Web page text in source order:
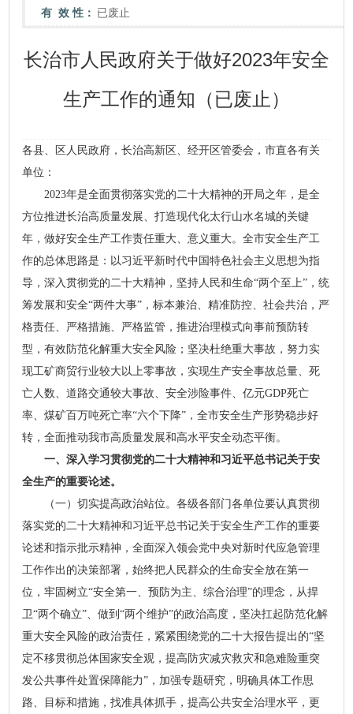
有 效 性： 已废止
长治市人民政府关于做好2023年安全
生产工作的通知（已废止）
各县、区人民政府，长治高新区、经开区管委会，市直各有关
单位：
2023年是全面贯彻落实党的二十大精神的开局之年，是全
方位推进长治高质量发展、打造现代化太行山水名城的关键
年，做好安全生产工作责任重大、意义重大。全市安全生产工
作的总体思路是：以习近平新时代中国特色社会主义思想为指
导，深入贯彻党的二十大精神，坚持人民和生命“两个至上”，统
筹发展和安全“两件大事”，标本兼治、精准防控、社会共治，严
格责任、严格措施、严格监管，推进治理模式向事前预防转
型，有效防范化解重大安全风险；坚决杜绝重大事故，努力实
现工矿商贸行业较大以上零事故，实现生产安全事故总量、死
亡人数、道路交通较大事故、安全涉险事件、亿元GDP死亡
率、煤矿百万吨死亡率“六个下降”，全市安全生产形势稳步好
转，全面推动我市高质量发展和高水平安全动态平衡。
一、深入学习贯彻党的二十大精神和习近平总书记关于安
全生产的重要论述。
（一）切实提高政治站位。各级各部门各单位要认真贯彻
落实党的二十大精神和习近平总书记关于安全生产工作的重要
论述和指示批示精神，全面深入领会党中央对新时代应急管理
工作作出的决策部署，始终把人民群众的生命安全放在第一
位，牢固树立“安全第一、预防为主、综合治理”的理念，从捍
卫“两个确立”、做到“两个维护”的政治高度，坚决扛起防范化解
重大安全风险的政治责任，紧紧围绕党的二十大报告提出的“坚
定不移贯彻总体国家安全观，提高防灾减灾救灾和急难险重突
发公共事件处置保障能力”，加强专题研究，明确具体工作思
路、目标和措施，找准具体抓手，提高公共安全治理水平，更